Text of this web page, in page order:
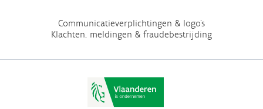
Communicatieverplichtingen & logo's
Klachten, meldingen & fraudebestrijding